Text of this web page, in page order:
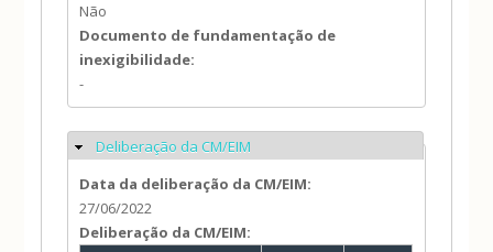
Não
Documento de fundamentação de
inexigibilidade:
-
Ocultar
Deliberação da CM/EIM
Data da deliberação da CM/EIM:
27/06/2022
Deliberação da CM/EIM: